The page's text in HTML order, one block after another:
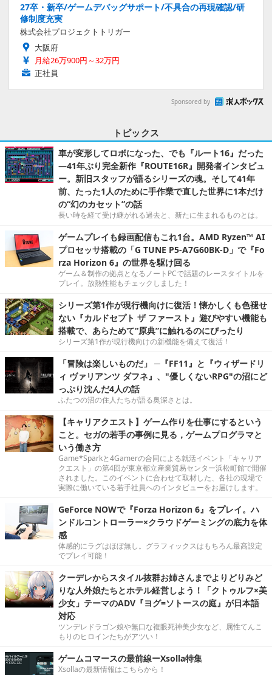
27卒・新卒/ゲームデバッグサポート/不具合の再現確認/研
修制度充実
株式会社プロジェクトトリガー
大阪府
月給26万900円～32万円
正社員
Sponsored by
トピックス
車が変形してロボになった、でも『ルート16』だった
―41年ぶり完全新作『ROUTE16R』開発者インタビュ
ー。新旧スタッフが語るシリーズの魂。そして41年
前、たった1人のために手作業で直した世界に1本だけ
の“幻のカセット”の話
長い時を経て受け継がれる過去と、新たに生まれるものとは。
ゲームプレイも録画配信もこれ1台。AMD Ryzen™ AI
プロセッサ搭載の「G TUNE P5-A7G60BK-D」で『Fo
rza Horizon 6』の世界を駆け回る
ゲーム＆制作の拠点となるノートPCで話題のレースタイトルを
プレイ。放熱性能もチェックしました！
シリーズ第1作が現行機向けに復活！懐かしくも色褪せ
ない『カルドセプト ザ ファースト』遊びやすい機能も
搭載で、あらためて“原典”に触れるのにぴったり
シリーズ第1作が現行機向けの新機能を備えて復活！
「冒険は楽しいものだ」 ─『FF11』と『ウィザードリ
ィ ヴァリアンツ ダフネ』、"優しくないRPG"の沼にど
っぷり沈んだ4人の話
ふたつの沼の住人たちが語る奥深さとは。
【キャリアクエスト】ゲーム作りを仕事にするという
こと。セガの若手の事例に見る，ゲームプログラマと
いう働き方
Game*Sparkと4Gamerの合同による就活イベント「キャリア
クエスト」の第4回が東京都立産業貿易センター浜松町館で開催
されました。このイベントに合わせて取材した、各社の現場で
実際に働いている若手社員へのインタビューをお届けします。
GeForce NOWで『Forza Horizon 6』をプレイ。ハ
ンドルコントローラー×クラウドゲーミングの底力を体
感
体感的にラグはほぼ無し。グラフィックスはもちろん最高設定
でプレイ可能！
クーデレからスタイル抜群お姉さんまでよりどりみど
りな人外娘たちとホテル経営しよう！「クトゥルフ×美
少女」テーマのADV『ヨグ=ソトースの庭』が日本語
対応
ツンデレドラゴン娘や無口な複眼死神美少女など、属性てんこ
もりのヒロインたちがアツい！
ゲームコマースの最前線ーXsolla特集
Xsollaの最新情報はこちらから！